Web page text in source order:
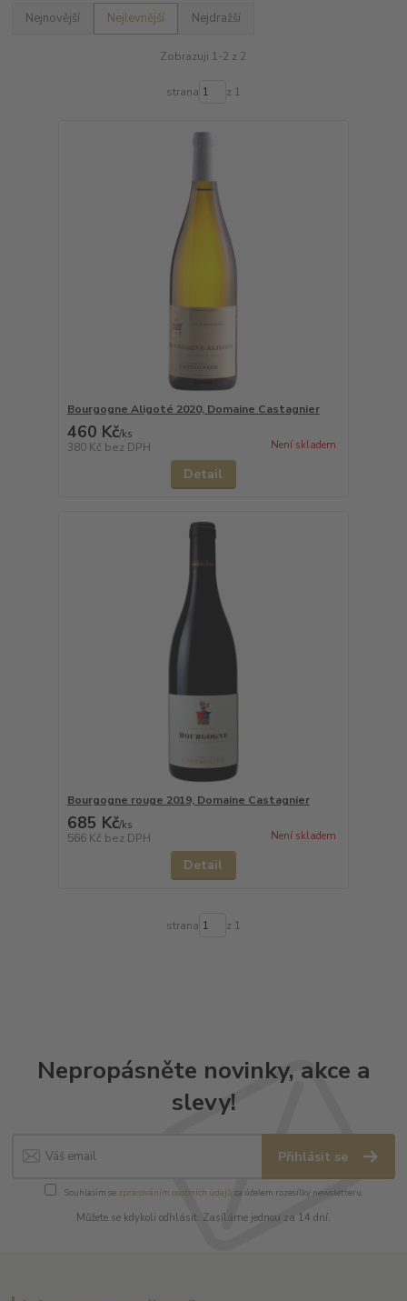
Nejnovější Nejlevnější Nejdražší
Zobrazuji 1-2 z 2
strana z 1
Bourgogne Aligoté 2020, Domaine Castagnier
460 Kč/ks
380 Kč bez DPH Není skladem
Detail
Bourgogne rouge 2019, Domaine Castagnier
685 Kč/ks
566 Kč bez DPH Není skladem
Detail
strana z 1
Nepropásněte novinky, akce a
slevy!
Přihlásit se
Souhlasím se zpracováním osobních údajůza účelem rozesílky newsletteru.
Můžete se kdykoli odhlásit. Zasíláme jednou za 14 dní.